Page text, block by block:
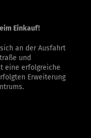
Einkauf!
an der Ausfahrt
und
eine erfolgreiche
Erweiterung